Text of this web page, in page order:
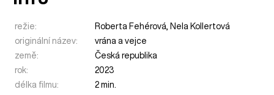
režie:
Roberta Fehérová, Nela Kollertová
originální název:
vrána a vejce
země:
Česká republika
rok:
2023
délka filmu:
2 min.